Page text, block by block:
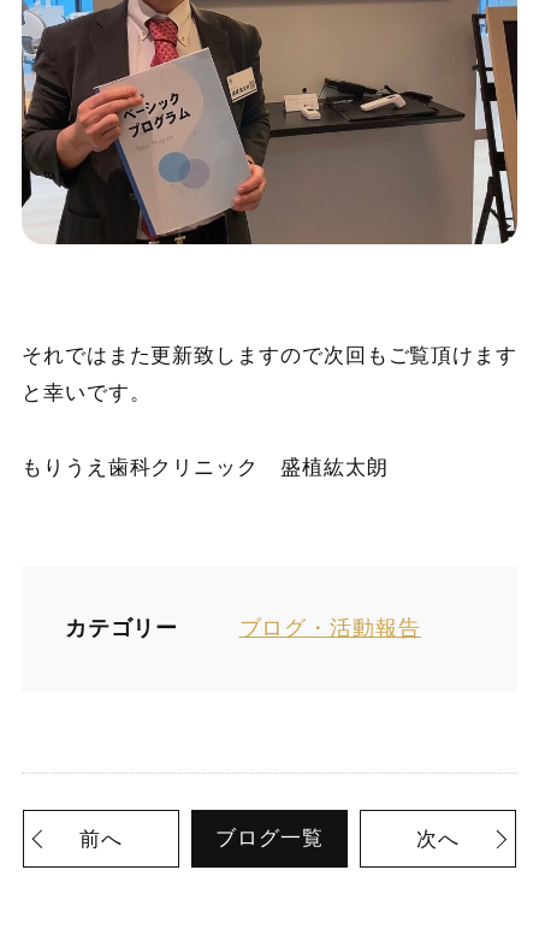
それではまた更新致しますので次回もご覧頂けます
と幸いです。
もりうえ歯科クリニック 盛植紘太朗
カテゴリー ブログ・活動報告
前へ ブログ一覧 次へ